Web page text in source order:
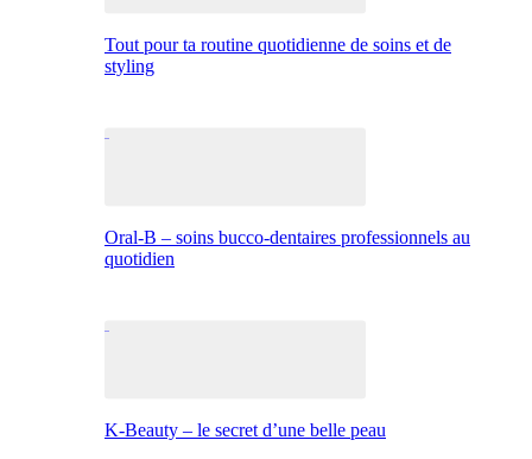
Tout pour ta routine quotidienne de soins et de
styling
Oral-B – soins bucco-dentaires professionnels au
quotidien
K-Beauty – le secret d’une belle peau